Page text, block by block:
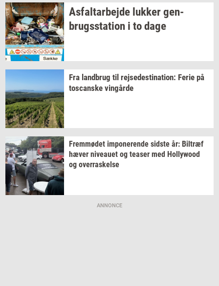
As­fal­t­ar­bej­de luk­kergen­
brugs­sta­tion i to dage
Fra land­brug til rej­se­desti­na­tion: Ferie på
toscan­ske vin­går­de
Frem­mø­det im­po­ne­ren­de sid­ste år: Bil­træf
hæver ni­veau­et og tea­ser med Hol­lywood
og over­ra­skel­se
ANNONCE